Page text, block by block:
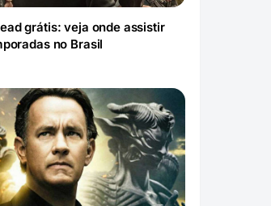
grátis: veja onde assistir
no Brasil